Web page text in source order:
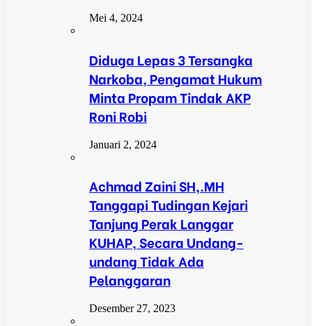
Mei 4, 2024
Diduga Lepas 3 Tersangka
Narkoba, Pengamat Hukum
Minta Propam Tindak AKP
Roni Robi
Januari 2, 2024
Achmad Zaini SH,.MH
Tanggapi Tudingan Kejari
Tanjung Perak Langgar
KUHAP, Secara Undang-
undang Tidak Ada
Pelanggaran
Desember 27, 2023